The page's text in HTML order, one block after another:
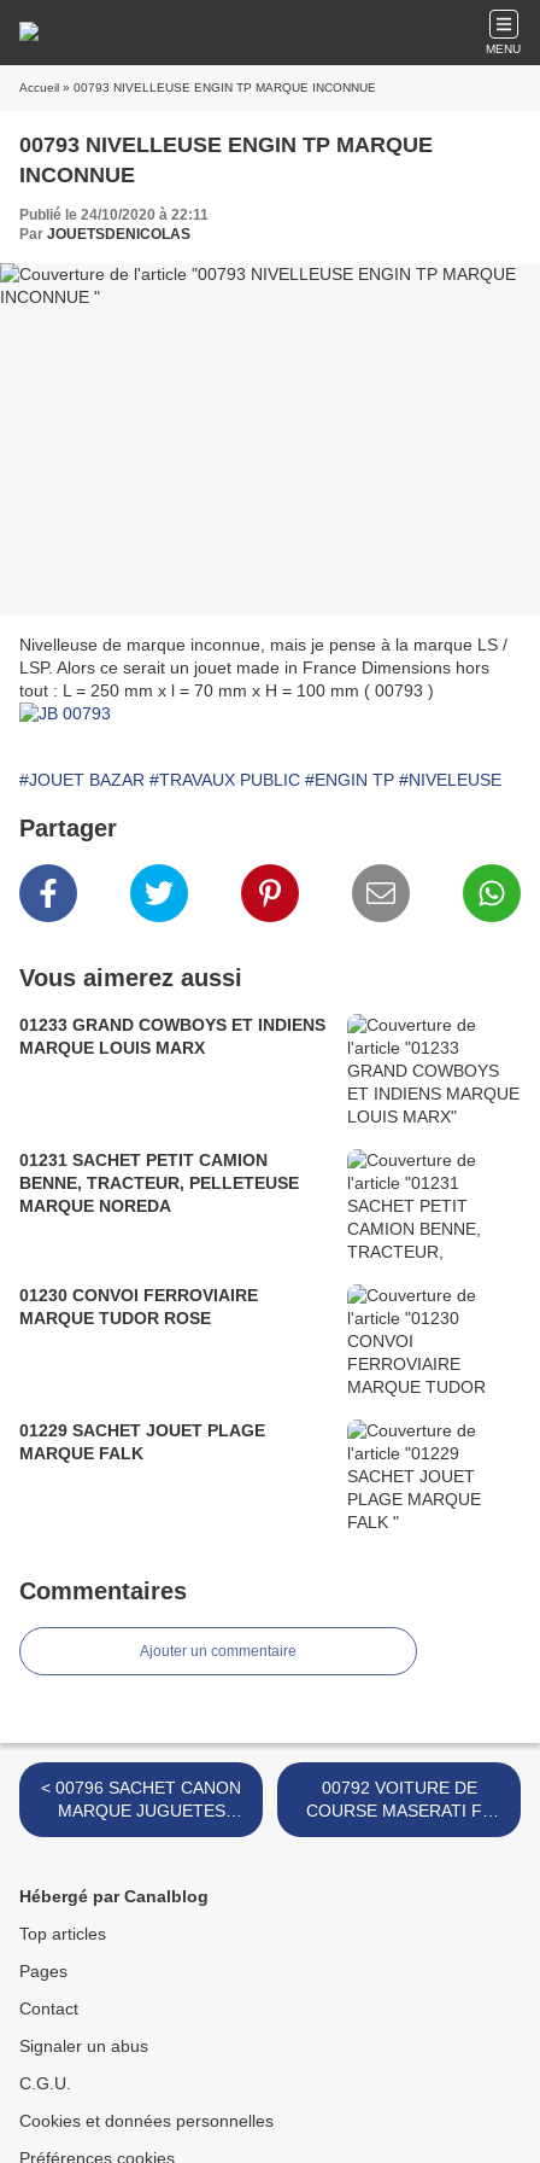
MENU
Accueil » 00793 NIVELLEUSE ENGIN TP MARQUE INCONNUE
00793 NIVELLEUSE ENGIN TP MARQUE
INCONNUE
Publié le 24/10/2020 à 22:11
Par JOUETSDENICOLAS
Nivelleuse de marque inconnue, mais je pense à la marque LS /
LSP. Alors ce serait un jouet made in France Dimensions hors
tout : L = 250 mm x l = 70 mm x H = 100 mm ( 00793 )
#JOUET BAZAR #TRAVAUX PUBLIC #ENGIN TP #NIVELEUSE
Partager
Vous aimerez aussi
01233 GRAND COWBOYS ET INDIENS
MARQUE LOUIS MARX
01231 SACHET PETIT CAMION
BENNE, TRACTEUR, PELLETEUSE
MARQUE NOREDA
01230 CONVOI FERROVIAIRE
MARQUE TUDOR ROSE
01229 SACHET JOUET PLAGE
MARQUE FALK
Commentaires
Ajouter un commentaire
< 00796 SACHET CANON
MARQUE JUGUETES
OLIVER S.A
00792 VOITURE DE
COURSE MASERATI F1
MARQUE JEP ? >
Hébergé par Canalblog
Top articles
Pages
Contact
Signaler un abus
C.G.U.
Cookies et données personnelles
Préférences cookies